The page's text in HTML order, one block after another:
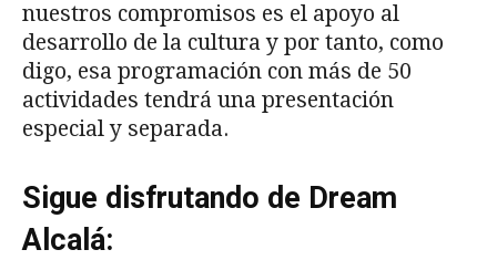
nuestros compromisos es el apoyo al
desarrollo de la cultura y por tanto, como
digo, esa programación con más de 50
actividades tendrá una presentación
especial y separada.
Sigue disfrutando de Dream
Alcalá: